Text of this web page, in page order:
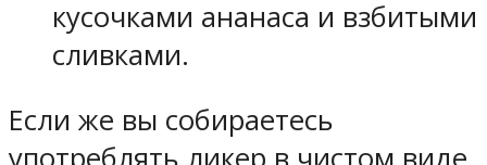
кусочками ананаса и взбитыми
сливками.
Если же вы собираетесь